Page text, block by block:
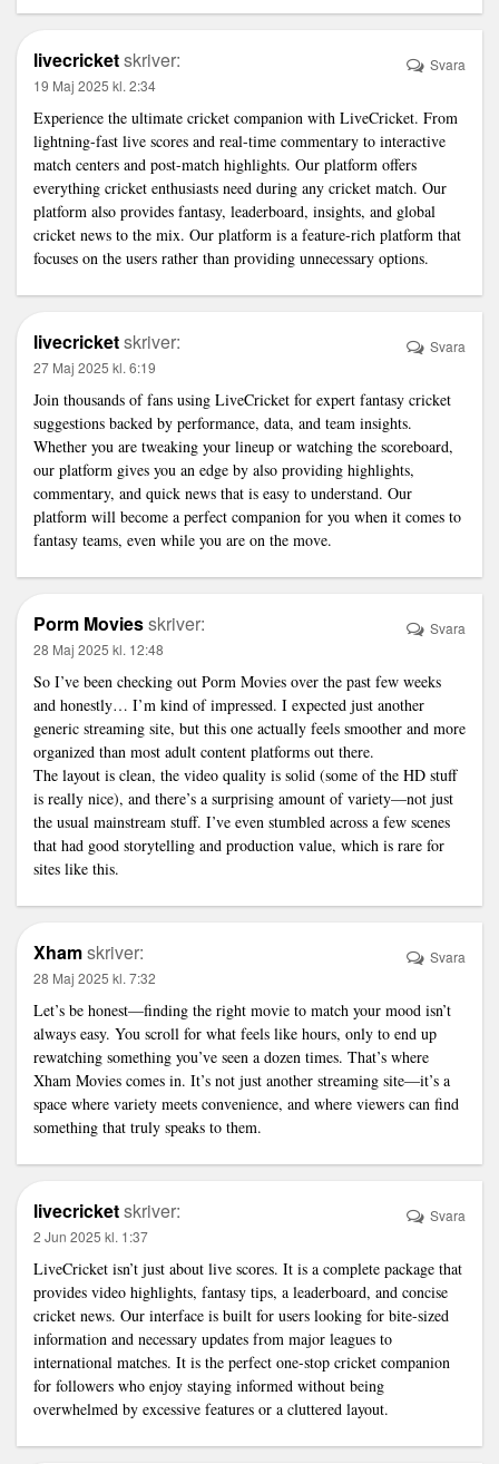
livecricketskriver:
19 Maj 2025 kl. 2:34
Experience the ultimate cricket companion with LiveCricket. From
lightning-fast live scores and real-time commentary to interactive
match centers and post-match highlights. Our platform offers
everything cricket enthusiasts need during any cricket match. Our
platform also provides fantasy, leaderboard, insights, and global
cricket news to the mix. Our platform is a feature-rich platform that
focuses on the users rather than providing unnecessary options.
Svara
livecricketskriver:
27 Maj 2025 kl. 6:19
Join thousands of fans using LiveCricket for expert fantasy cricket
suggestions backed by performance, data, and team insights.
Whether you are tweaking your lineup or watching the scoreboard,
our platform gives you an edge by also providing highlights,
commentary, and quick news that is easy to understand. Our
platform will become a perfect companion for you when it comes to
fantasy teams, even while you are on the move.
Svara
Porm Moviesskriver:
28 Maj 2025 kl. 12:48
So I’ve been checking out Porm Movies over the past few weeks
and honestly… I’m kind of impressed. I expected just another
generic streaming site, but this one actually feels smoother and more
organized than most adult content platforms out there.
The layout is clean, the video quality is solid (some of the HD stuff
is really nice), and there’s a surprising amount of variety—not just
the usual mainstream stuff. I’ve even stumbled across a few scenes
that had good storytelling and production value, which is rare for
sites like this.
Svara
Xhamskriver:
28 Maj 2025 kl. 7:32
Let’s be honest—finding the right movie to match your mood isn’t
always easy. You scroll for what feels like hours, only to end up
rewatching something you’ve seen a dozen times. That’s where
Xham Movies comes in. It’s not just another streaming site—it’s a
space where variety meets convenience, and where viewers can find
something that truly speaks to them.
Svara
livecricketskriver:
2 Jun 2025 kl. 1:37
LiveCricket isn’t just about live scores. It is a complete package that
provides video highlights, fantasy tips, a leaderboard, and concise
cricket news. Our interface is built for users looking for bite-sized
information and necessary updates from major leagues to
international matches. It is the perfect one-stop cricket companion
for followers who enjoy staying informed without being
overwhelmed by excessive features or a cluttered layout.
Svara